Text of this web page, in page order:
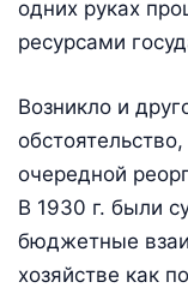
одних руках
ресурсами
Возникло и
очередной
В 1930 г. были
бюджетные
хозяйстве как